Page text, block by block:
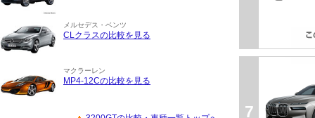
メルセデス・ベンツ
CLクラスの比較を見る
マクラーレン
MP4-12Cの比較を見る
7